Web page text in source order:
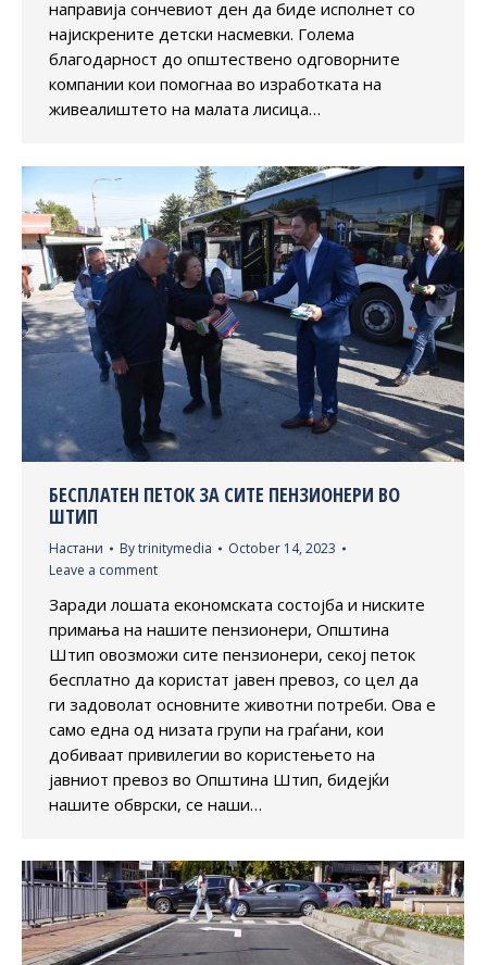
направија сончевиот ден да биде исполнет со
најискрените детски насмевки. Голема
благодарност до општествено одговорните
компании кои помогнаа во изработката на
живеалиштето на малата лисица…
БЕСПЛАТЕН ПЕТОК ЗА СИТЕ ПЕНЗИОНЕРИ ВО
ШТИП
Настани Bytrinitymedia
October 14, 2023
Leave a comment
Заради лошата економската состојба и ниските
примања на нашите пензионери, Општина
Штип овозможи сите пензионери, секој петок
бесплатно да користат јавен превоз, со цел да
ги задоволат основните животни потреби. Ова е
само една од низата групи на граѓани, кои
добиваат привилегии во користењето на
јавниот превоз во Општина Штип, бидејќи
нашите обврски, се наши…